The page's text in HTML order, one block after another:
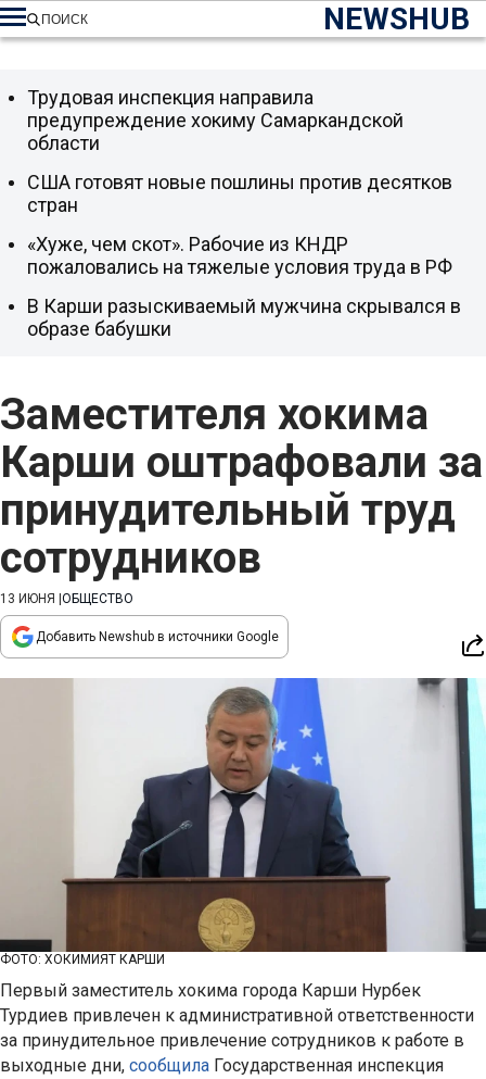
NEWSHUB
ПОИСК
Заместителя хокима
Карши оштрафовали за
принудительный труд
сотрудников
13 ИЮНЯ ОБЩЕСТВО
Добавить Newshub в источники Google
ФОТО: ХОКИМИЯТ КАРШИ
Первый заместитель хокима города Карши Нурбек
Турдиев привлечен к административной ответственности
за принудительное привлечение сотрудников к работе в
выходные дни, сообщила Государственная инспекция
Трудовая инспекция направила
предупреждение хокиму Самаркандской
области
США готовят новые пошлины против десятков
стран
«Хуже, чем скот». Рабочие из КНДР
пожаловались на тяжелые условия труда в РФ
В Карши разыскиваемый мужчина скрывался в
образе бабушки